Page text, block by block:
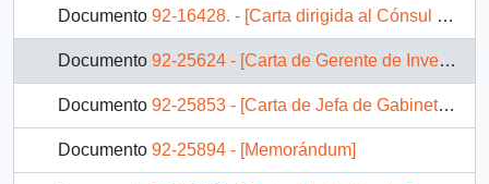
Documento 92-16428. - [Carta dirigida al Cónsul General de Bolivia]
Documento 92-25624 - [Carta de Gerente de Inversiones Sucden de Chile Ltda. al Ministro de Agricultura]
Documento 92-25853 - [Carta de Jefa de Gabinete del Ministerio de Hacienda]
Documento 92-25894 - [Memorándum]